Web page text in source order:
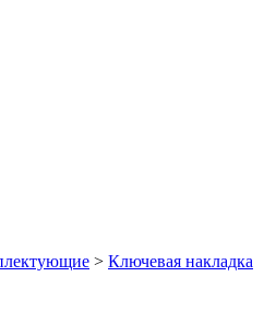
> Ключевая накладка